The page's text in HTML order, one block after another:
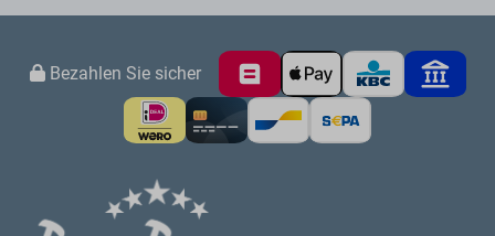
Bezahlen Sie sicher